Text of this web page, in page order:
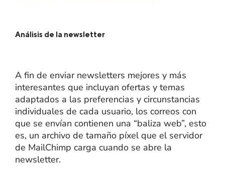
Análisis de la newsletter
A fin de enviar newsletters mejores y más
interesantes que incluyan ofertas y temas
adaptados a las preferencias y circunstancias
individuales de cada usuario, los correos con
que se envían contienen una “baliza web”, esto
es, un archivo de tamaño píxel que el servidor
de MailChimp carga cuando se abre la
newsletter.